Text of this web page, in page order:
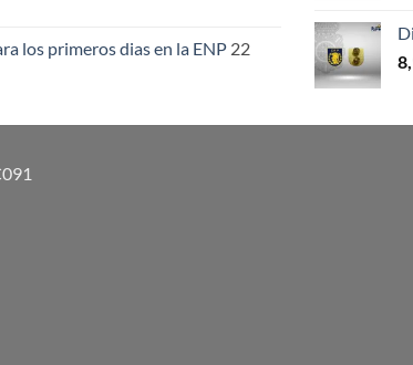
los primeros dias en la ENP 22